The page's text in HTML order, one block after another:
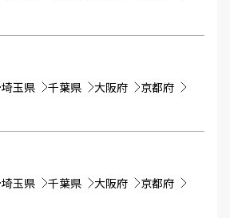
埼玉県 千葉県 大阪府
京都府
埼玉県 千葉県 大阪府
京都府